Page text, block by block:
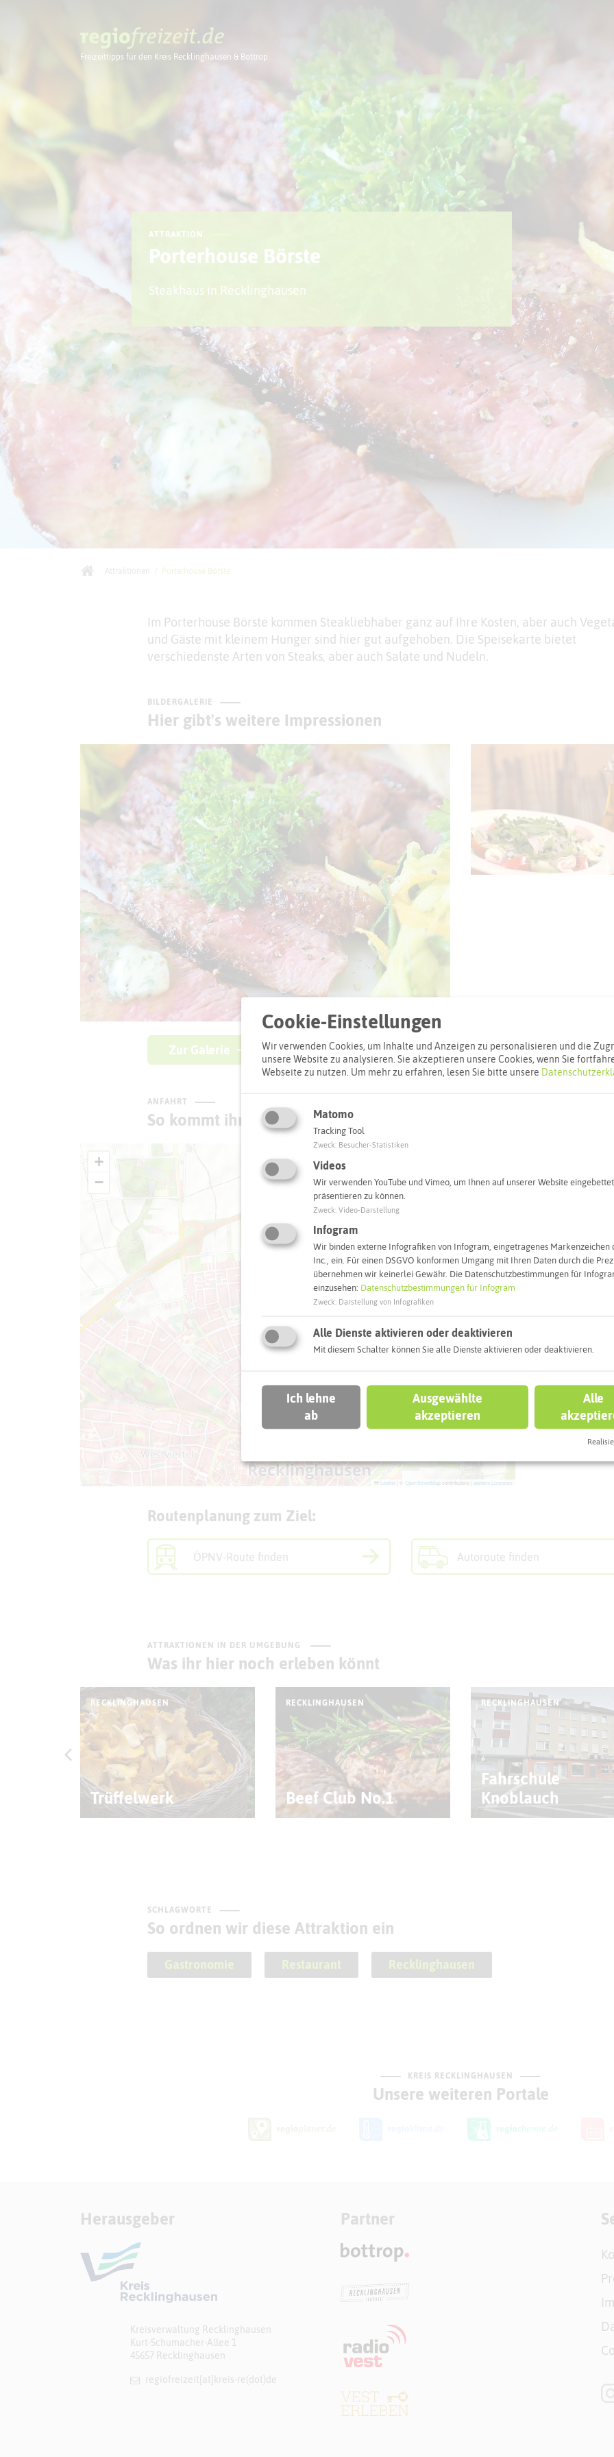
Freizeittipps für den Kreis Recklinghausen & Bottrop
Sport + Bewegung Aktuelles
ATTRAKTION
Porterhouse Börste
Steakhaus in Recklinghausen
Porterhouse Börste
Im Porterhouse Börste kommen Steakliebhaber ganz auf Ihre Kosten, aber auch
und Gäste mit kleinem Hunger sind hier gut aufgehoben. Die Speisekarte bietet
verschiedenste Arten von Steaks, aber auch Salate und Nudeln.
BILDERGALERIE
Hier gibt's weitere Impressionen
© RitaE via pixabay.com
© Cassi
Zur Galerie
ANFAHRT
So kommt ihr zum Ziel
+
−
Leaflet OpenStreetMapcontributors | weitere Lizenzen
Börster Weg
Routenplanung zum Ziel:
ÖPNV-Route finden Autoroute finden
ATTRAKTIONEN IN DER UMGEBUNG
Was ihr hier noch erleben könnt
RECKLINGHAUSEN
Trüffelwerk
RECKLINGHAUSEN
Beef Club No.1
RECKLINGHAUSEN
Fahrschule
Knoblauch
SCHLAGWORTE
So ordnen wir diese Attraktion ein
Gastronomie Restaurant Recklinghausen
KREIS RECKLINGHAUSEN
Unsere weiteren Portale
Herausgeber
Kreisverwaltung Recklinghausen
Kurt-Schumacher-Allee 1
45657 Recklinghausen
regiofreizeit[at]​kreis-re(dot)de
Partner
Cookie-Einstellungen
Wir verwenden Cookies, um Inhalte und Anzeigen zu personalisieren und die
unsere Website zu analysieren. Sie akzeptieren unsere Cookies, wenn Sie
Webseite zu nutzen. Um mehr zu erfahren, lesen Sie bitte unsere
Matomo
Tracking Tool
Zweck: Besucher-Statistiken
Videos
Wir verwenden YouTube und Vimeo, um Ihnen auf unserer Website
präsentieren zu können.
Zweck: Video-Darstellung
Infogram
Wir binden externe Infografiken von Infogram, eingetragenes Markenzeichen
Inc., ein. Für einen DSGVO konformen Umgang mit Ihren Daten durch die
übernehmen wir keinerlei Gewähr. Die Datenschutzbestimmungen für
einzusehen: Datenschutzbestimmungen für Infogram
Zweck: Darstellung von Infografiken
Alle Dienste aktivieren oder deaktivieren
Mit diesem Schalter können Sie alle Dienste aktivieren oder deaktivieren.
Ich lehne
ab
Ausgewählte
akzeptieren
Alle